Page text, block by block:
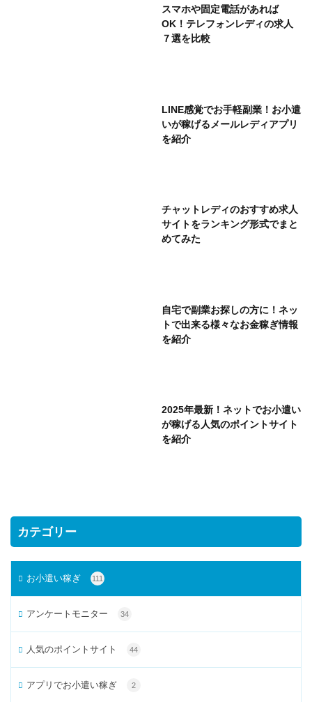
スマホや固定電話があれば
OK！テレフォンレディの求人
７選を比較
LINE感覚でお手軽副業！お小遣
いが稼げるメールレディアプリ
を紹介
チャットレディのおすすめ求人
サイトをランキング形式でまと
めてみた
自宅で副業お探しの方に！ネッ
トで出来る様々なお金稼ぎ情報
を紹介
2025年最新！ネットでお小遣い
が稼げる人気のポイントサイト
を紹介
カテゴリー
お小遣い稼ぎ 111
アンケートモニター 34
人気のポイントサイト 44
アプリでお小遣い稼ぎ 2